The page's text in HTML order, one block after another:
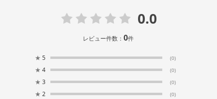
0.0
レビュー件数：0件
★ 5 (0)
★ 4 (0)
★ 3 (0)
★ 2 (0)